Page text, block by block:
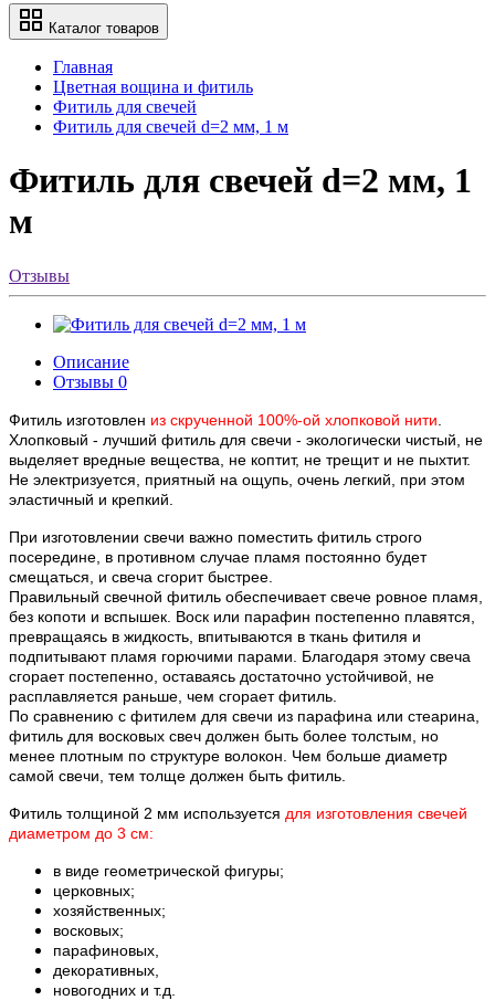
Каталог товаров
Главная
Цветная вощина и фитиль
Фитиль для свечей
Фитиль для свечей d=2 мм, 1 м
Фитиль для свечей d=2 мм, 1
м
Отзывы
Описание
Отзывы 0
Фитиль изготовлен из скрученной 100%-ой хлопковой нити
Хлопковый - лучший фитиль для свечи - экологически чистый, не
выделяет вредные вещества, не коптит, не трещит и не пыхтит.
Не электризуется, приятный на ощупь, очень легкий, при этом
эластичный и крепкий.
При изготовлении свечи важно поместить фитиль строго
посередине, в противном случае пламя постоянно будет
смещаться, и свеча сгорит быстрее.
Правильный свечной фитиль обеспечивает свече ровное пламя,
без копоти и вспышек. Воск или парафин постепенно плавятся,
превращаясь в жидкость, впитываются в ткань фитиля и
подпитывают пламя горючими парами. Благодаря этому свеча
сгорает постепенно, оставаясь достаточно устойчивой, не
расплавляется раньше, чем сгорает фитиль.
По сравнению с фитилем для свечи из парафина или стеарина,
фитиль для восковых свеч должен быть более толстым, но
менее плотным по структуре волокон. Чем больше диаметр
самой свечи, тем толще должен быть фитиль.
Фитиль толщиной 2 мм используется для изготовления свечей
диаметром до 3 см:
в виде геометрической фигуры;
церковных;
хозяйственных;
восковых;
парафиновых,
декоративных,
новогодних и т.д.